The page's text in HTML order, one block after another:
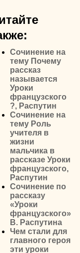
Сочинение на
тему Почему
рассказ
называется
Уроки
французского
?, Распутин
Сочинение на
тему Роль
учителя в
жизни
мальчика в
рассказе Уроки
французского,
Распутин
Сочинение по
рассказу
«Уроки
французского»
В. Распутина
Чем стали для
главного героя
эти уроки